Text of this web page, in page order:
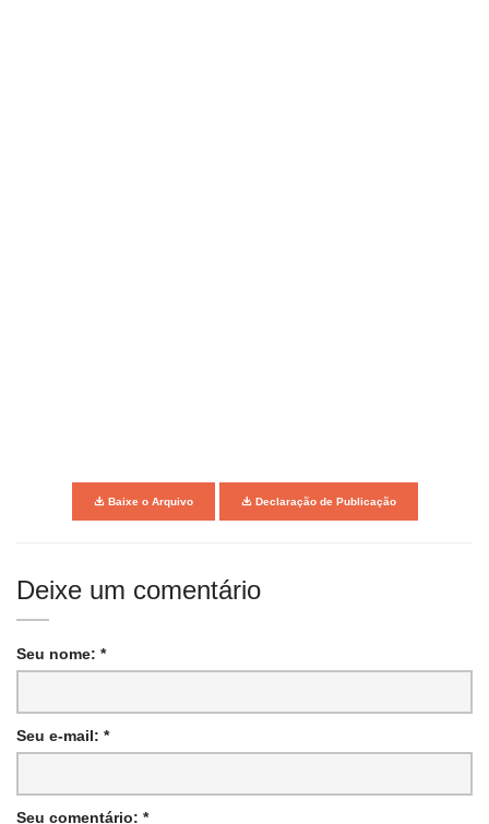
Baixe o Arquivo Declaração de Publicação
Deixe um comentário
Seu nome: *
Seu e-mail: *
Seu comentário: *